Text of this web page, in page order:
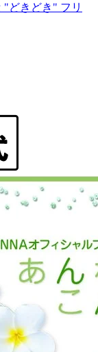
"どきどき" フリ